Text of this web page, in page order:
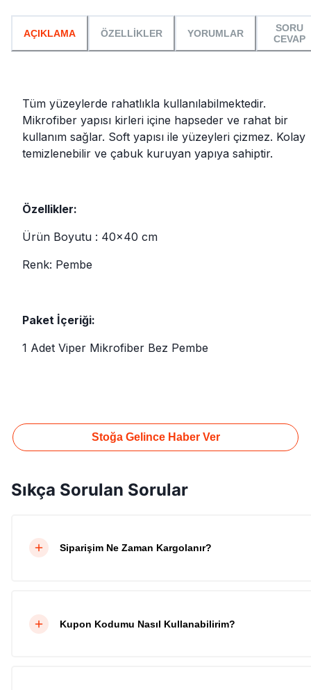
AÇIKLAMA ÖZELLİKLER YORUMLAR
SORU
CEVAP
Tüm yüzeylerde rahatlıkla kullanılabilmektedir.
Mikrofiber yapısı kirleri içine hapseder ve rahat bir
kullanım sağlar. Soft yapısı ile yüzeyleri çizmez. Kolay
temizlenebilir ve çabuk kuruyan yapıya sahiptir.
Özellikler:
Ürün Boyutu : 40x40 cm
Renk: Pembe
Paket İçeriği:
1 Adet Viper Mikrofiber Bez Pembe
Stoğa Gelince Haber Ver
Sıkça Sorulan Sorular
Siparişim Ne Zaman Kargolanır?
Kupon Kodumu Nasıl Kullanabilirim?